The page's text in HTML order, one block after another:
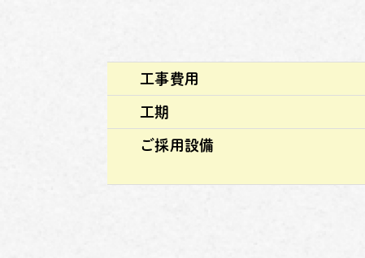
工事費用
工期
ご採用設備